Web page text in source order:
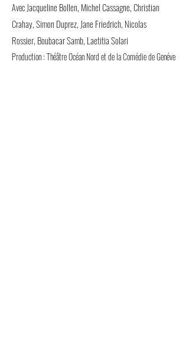
Avec Jacqueline Bollen, Michel Cassagne,Christian
Crahay,Simon Duprez, Jane Friedrich, Nicolas
Rossier, Boubacar Samb, Laetitia Solari
Production : Théâtre Océan Nord et de la Comédie de Genéve